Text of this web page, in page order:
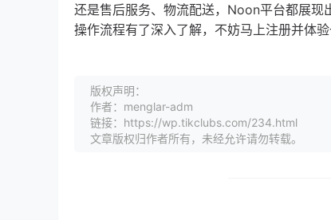
还是售后服务、物流配送，Noon平台都展
操作流程有了深入了解，不妨马上注册并体
版权声明：
作者：menglar-adm
链接：https://wp.tikclubs.com/234.html
文章版权归作者所有，未经允许请勿转载。